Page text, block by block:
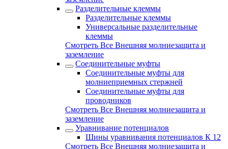
Разделительные клеммы
Разделительные клеммы
Универсальные разделительные
клеммы
Смотреть Все Внешняя молниезащита и
заземление
Соединительные муфты
Соединительные муфты для
молниеприемных стержней
Соединительные муфты для
проводников
Смотреть Все Внешняя молниезащита и
заземление
Уравнивание потенциалов
Шины уравнивания потенциалов К 12
Смотреть Все Внешняя молниезащита и